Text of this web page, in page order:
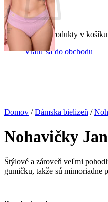
Žiadne produkty v
Vrátiť sa do obchodu
Domov / Dámska bielizeň /
Nohavičky
Štýlové a zároveň veľmi
gumičku, takže sú mimoriadne